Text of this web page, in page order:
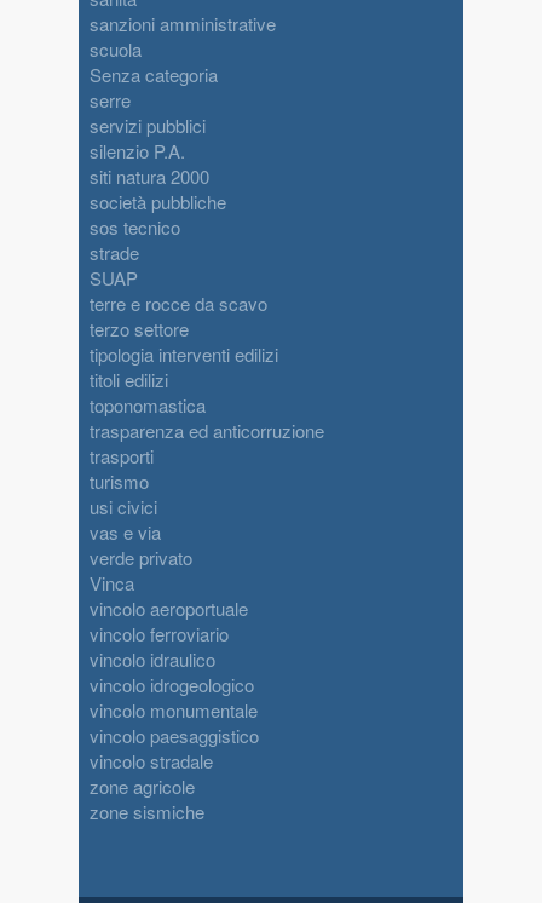
sanzioni amministrative
scuola
Senza categoria
serre
servizi pubblici
silenzio P.A.
siti natura 2000
società pubbliche
sos tecnico
strade
SUAP
terre e rocce da scavo
terzo settore
tipologia interventi edilizi
titoli edilizi
toponomastica
trasparenza ed anticorruzione
trasporti
turismo
usi civici
vas e via
verde privato
Vinca
vincolo aeroportuale
vincolo ferroviario
vincolo idraulico
vincolo idrogeologico
vincolo monumentale
vincolo paesaggistico
vincolo stradale
zone agricole
zone sismiche